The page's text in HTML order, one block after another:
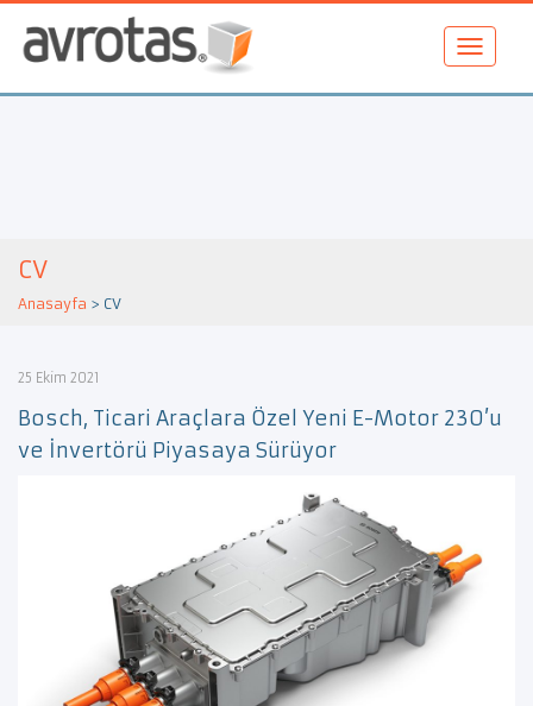
CV
Anasayfa > CV
25 Ekim 2021
Bosch, Ticari Araçlara Özel Yeni E-Motor 230’u
ve İnvertörü Piyasaya Sürüyor